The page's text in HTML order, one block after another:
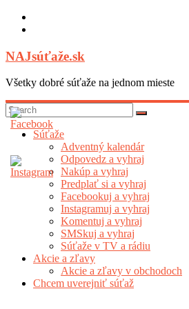
Skip
NAJsúťaže.sk
Všetky dobré súťaže na jednom mieste
Súťaže
Adventný kalendár
Odpovedz a vyhraj
Nakúp a vyhraj
Predplať si a vyhraj
Facebookuj a vyhraj
Instagramuj a vyhraj
Komentuj a vyhraj
SMSkuj a vyhraj
Súťaže v TV a rádiu
Akcie a zľavy
Akcie a zľavy v obchodoch
Chcem uverejniť súťaž